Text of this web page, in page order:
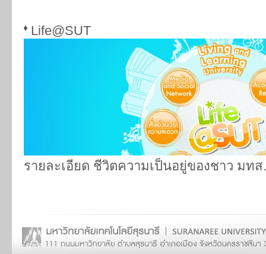
Life@SUT
รายละเอียด ชีวิตความเป็นอยู่ของชาว มทส